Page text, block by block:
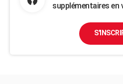
supplémentaires